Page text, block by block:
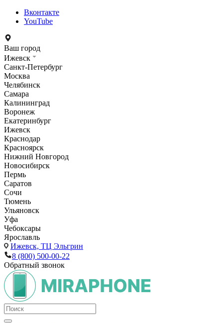
Вконтакте
YouTube
Ваш город
Ижевск
Санкт-Петербург
Москва
Челябинск
Самара
Калининград
Воронеж
Екатеринбург
Ижевск
Краснодар
Красноярск
Нижний Новгород
Новосибирск
Пермь
Саратов
Сочи
Тюмень
Ульяновск
Уфа
Чебоксары
Ярославль
Ижевск, ТЦ Эльгрин
8 (800) 500-00-22
Обратный звонок